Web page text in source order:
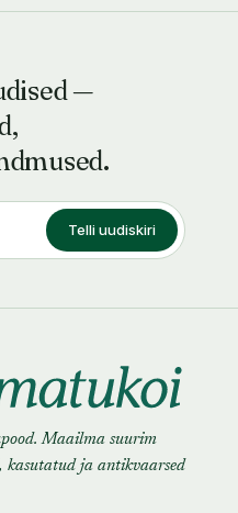
—
Telli uudiskiri
Maailma suurim
kasutatud ja antikvaarsed